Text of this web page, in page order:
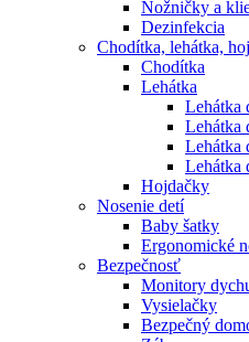
Nožničky a
Dezinfekcia
Chodítka, lehátka,
Chodítka
Lehátka
Lehátka
Lehátka
Lehátka
Lehátka
Hojdačky
Nosenie detí
Baby šatky
Ergonomické
Bezpečnosť
Monitory
Vysielačky
Bezpečný